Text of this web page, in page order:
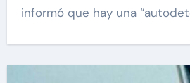
informó que hay una